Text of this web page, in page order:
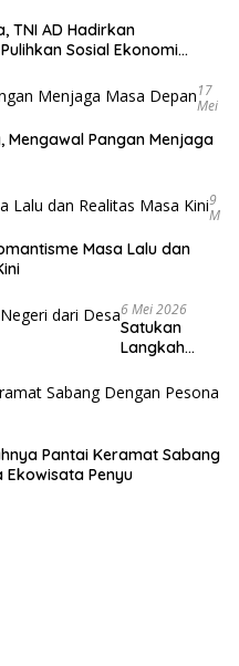
TNI AD Hadirkan
Sosial Ekonomi
17
Mei
Mengawal Pangan Menjaga
9
M
Masa Lalu dan
6 Mei 2026
Satukan
Langkah
Negeri dari
Desa
Pantai Keramat Sabang
Ekowisata Penyu